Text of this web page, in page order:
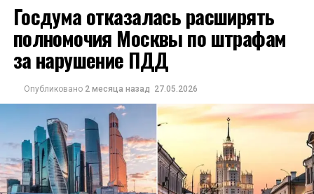
Госдума отказалась расширять
полномочия Москвы по штрафам
за нарушение ПДД
Опубликовано 2 месяца назад 27.05.2026